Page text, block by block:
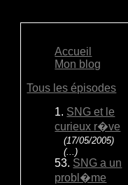
Accueil
Mon blog
Tous les épisodes
1. SNG et le
curieux r�ve
(17/05/2005)
(...)
53. SNG a un
probl�me